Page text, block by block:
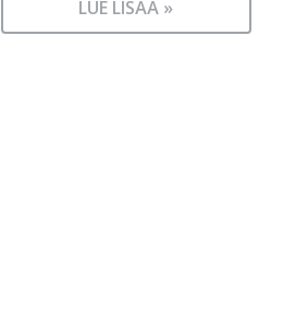
LUE LISÄÄ »